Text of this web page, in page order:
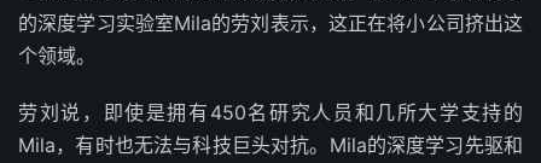
的深度学习实验室Mila的劳刘表示，这正在将小公司挤出这
个领域。
劳刘说，即使是拥有450名研究人员和几所大学支持的
Mila，有时也无法与科技巨头对抗。Mila的深度学习先驱和